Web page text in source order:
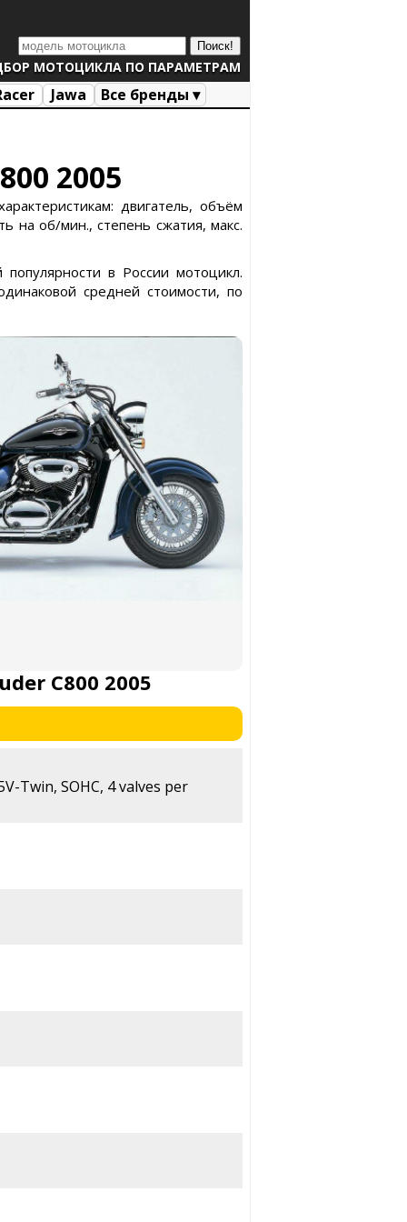
МОТОЦИКЛА ПО ПАРАМЕТРАМ
Jawa Все бренды ▾
2005
двигатель, объём
на об/мин., степень сжатия, макс.
в России мотоцикл.
средней стоимости, по
C800 2005
Twin, SOHC, 4 valves per